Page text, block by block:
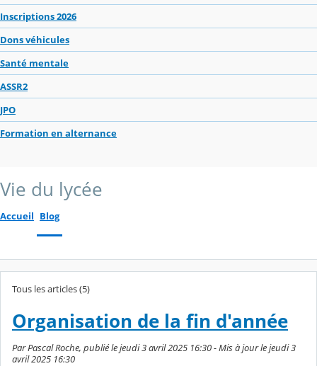
Inscriptions 2026
Dons véhicules
Santé mentale
ASSR2
JPO
Formation en alternance
Vie du lycée
Accueil Blog
Tous les articles (5)
Organisation de la fin d'année
Par Pascal Roche, publié le jeudi 3 avril 2025 16:30 - Mis à jour le jeudi 3
avril 2025 16:30